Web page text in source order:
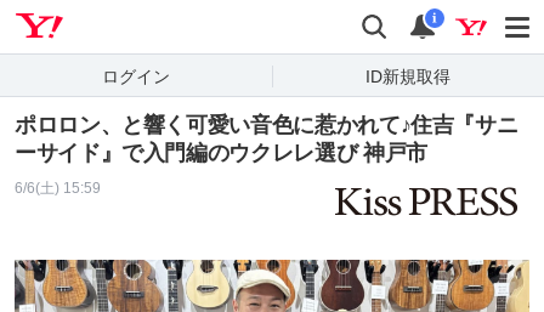
検索 通知
i
ログイン ID新規取得
ポロロン、と響く可愛い音色に惹かれて♪住吉『サニ
ーサイド』で入門編のウクレレ選び 神戸市
6/6(土) 15:59